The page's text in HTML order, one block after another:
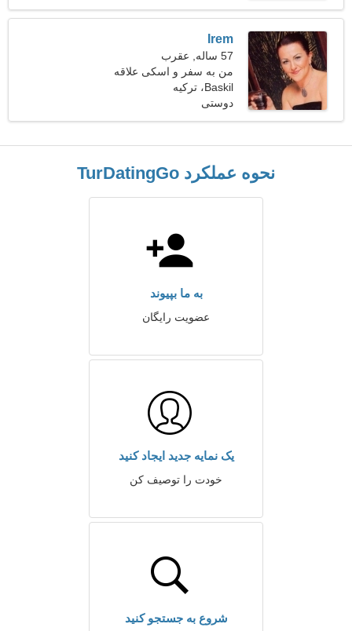
Irem
57 ساله, عقرب
من به سفر و اسکی علاقه
دارم
Baskil، ترکیه
دوستی
نحوه عملکرد TurDatingGo
به ما بپیوند
عضویت رایگان
یک نمایه جدید ایجاد کنید
خودت را توصیف کن
شروع به جستجو کنید